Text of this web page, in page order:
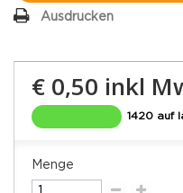
Ausdrucken
€ 0,50 inkl
1420 auf
Menge